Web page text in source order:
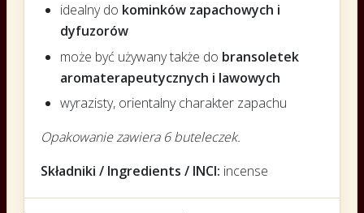
idealny do kominków zapachowych i
dyfuzorów
może być używany także do bransoletek
aromaterapeutycznych i lawowych
wyrazisty, orientalny charakter zapachu
Opakowanie zawiera 6 buteleczek.
Składniki / Ingredients / INCI: incense